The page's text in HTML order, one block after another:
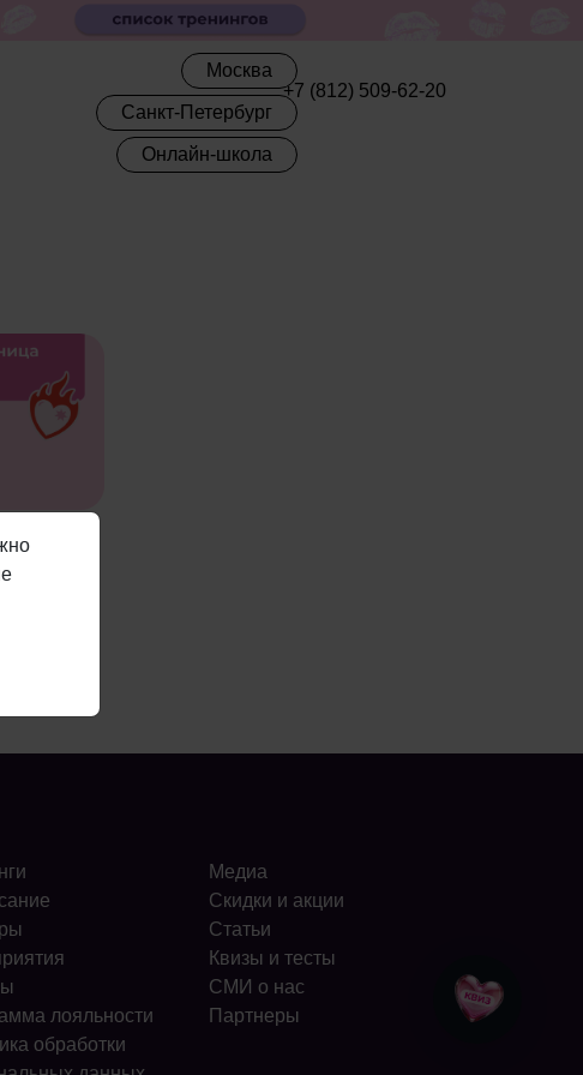
Москва
Санкт-Петербург
Онлайн-школа
+7 (812) 509-62-20
лояльности
обработки
Медиа
Скидки и акции
Статьи
Квизы и тесты
СМИ о нас
Партнеры